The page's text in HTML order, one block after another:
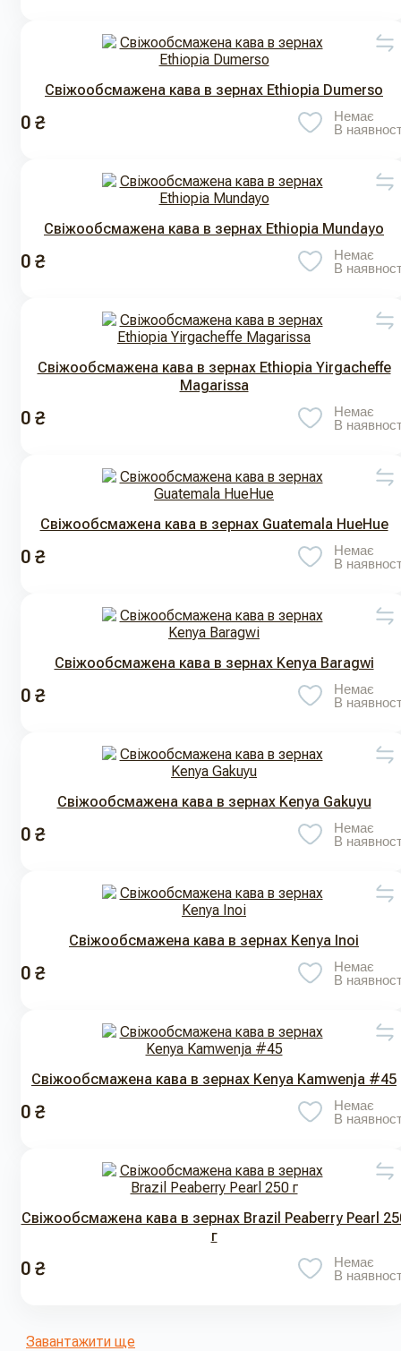
Свіжообсмажена кава в зернах Ethiopia Dumerso
0 ₴
Немає
В
Свіжообсмажена кава в зернах Ethiopia Mundayo
0 ₴
Немає
В
Свіжообсмажена кава в зернах Ethiopia Yirgacheffe
Magarissa
0 ₴
Немає
В
Свіжообсмажена кава в зернах Guatemala HueHue
0 ₴
Немає
В
Свіжообсмажена кава в зернах Kenya Baragwi
0 ₴
Немає
В
Свіжообсмажена кава в зернах Kenya Gakuyu
0 ₴
Немає
В
Свіжообсмажена кава в зернах Kenya Inoi
0 ₴
Немає
В
Свіжообсмажена кава в зернах Kenya Kamwenja #45
0 ₴
Немає
В
Свіжообсмажена кава в зернах Brazil Peaberry Pearl
г
0 ₴
Немає
В
Завантажити ще